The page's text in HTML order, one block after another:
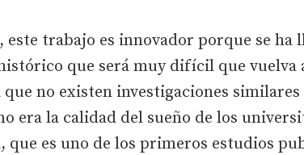
este trabajo es innovador porque se ha
que será muy difícil que vuelva
que no existen investigaciones
era la calidad del sueño de los
que es uno de los primeros estudios